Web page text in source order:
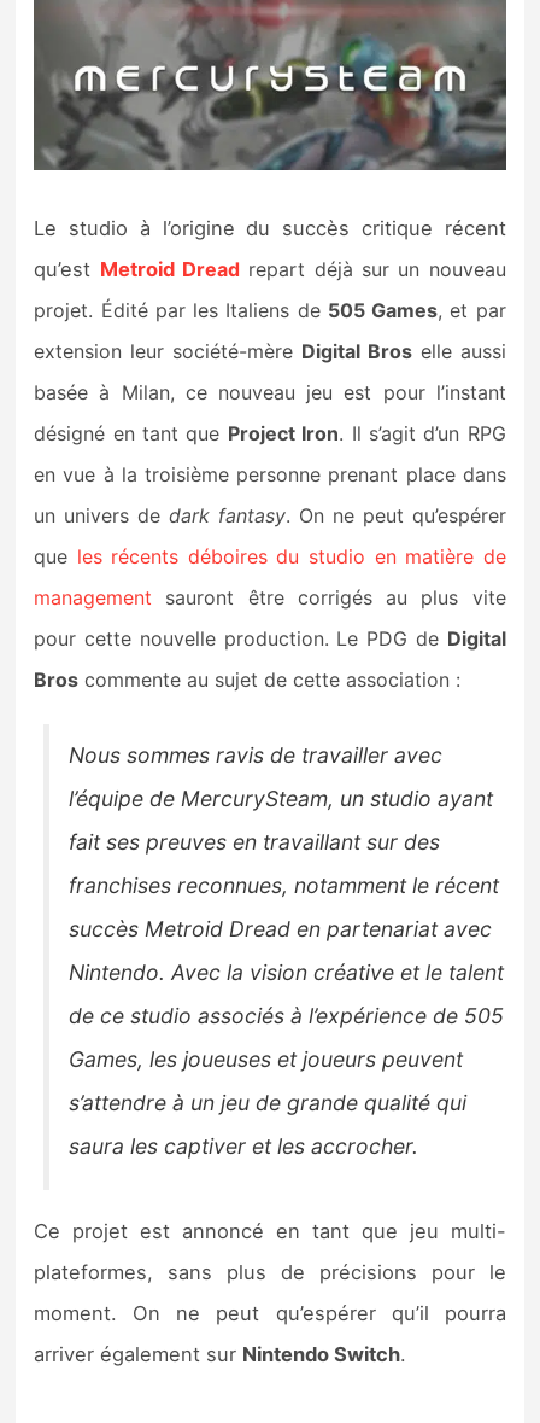
Le studio à l’origine du succès critique récent
qu’est Metroid Dreadrepart déjà sur un nouveau
projet. Édité par les Italiens de 505 Games, et par
extension leur société-mère Digital Broselle aussi
basée à Milan, ce nouveau jeu est pour l’instant
désigné en tant que Project Iron. Il s’agit d’un RPG
en vue à la troisième personne prenant place dans
un univers dedark fantasy. On ne peut qu’espérer
que les récents déboires du studio en matière de
management sauront être corrigés au plus vite
pour cette nouvelle production. Le PDG de Digital
Bros commente au sujet de cette association :
Nous sommes ravis de travailler avec
l’équipe de MercurySteam, un studio ayant
fait ses preuves en travaillant sur des
franchises reconnues, notamment le récent
succès Metroid Dread en partenariat avec
Nintendo. Avec la vision créative et le talent
de ce studio associés à l’expérience de 505
Games, les joueuses et joueurs peuvent
s’attendre à un jeu de grande qualité qui
saura les captiver et les accrocher.
Ce projet est annoncé en tant que jeu multi-
plateformes, sans plus de précisions pour le
moment. On ne peut qu’espérer qu’il pourra
arriver également sur Nintendo Switch.